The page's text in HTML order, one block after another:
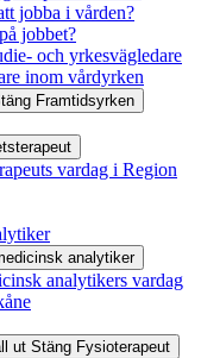
jobba i vården?
jobbet?
och yrkesvägledare
inom vårdyrken
Framtidsyrken
vardag i Region
analytiker
analytikers vardag
ut Stäng Fysioterapeut